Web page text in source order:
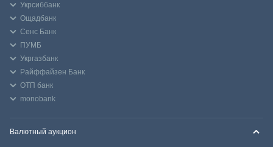
Укрсиббанк
Ощадбанк
Сенс Банк
ПУМБ
Укргазбанк
Райффайзен Банк
ОТП банк
monobank
Валютный аукцион